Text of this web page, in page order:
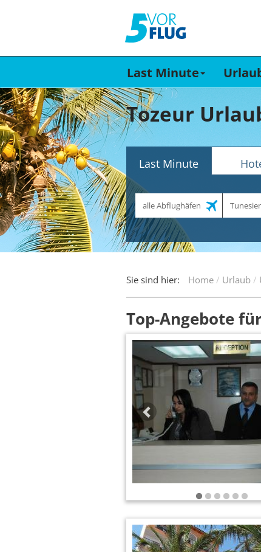
Last Minute
Tozeur
Last Minute
Abflughafen
Sie sind hier: Home Urlaub
Top-Angebote